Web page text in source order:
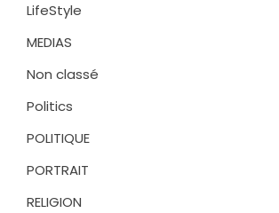
LifeStyle
MEDIAS
Non classé
Politics
POLITIQUE
PORTRAIT
RELIGION